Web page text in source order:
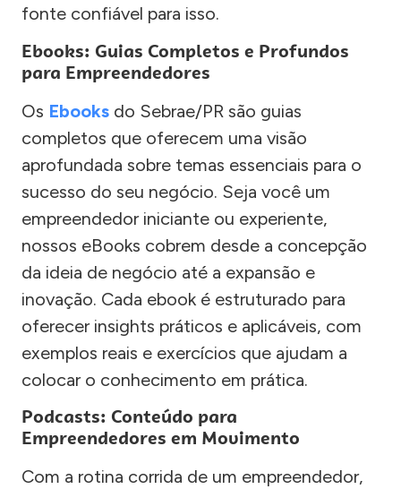
fonte confiável para isso.
Ebooks: Guias Completos e Profundos
para Empreendedores
Os Ebooks do Sebrae/PR são guias
completos que oferecem uma visão
aprofundada sobre temas essenciais para o
sucesso do seu negócio. Seja você um
empreendedor iniciante ou experiente,
nossos eBooks cobrem desde a concepção
da ideia de negócio até a expansão e
inovação. Cada ebook é estruturado para
oferecer insights práticos e aplicáveis, com
exemplos reais e exercícios que ajudam a
colocar o conhecimento em prática.
Podcasts: Conteúdo para
Empreendedores em Movimento
Com a rotina corrida de um empreendedor,